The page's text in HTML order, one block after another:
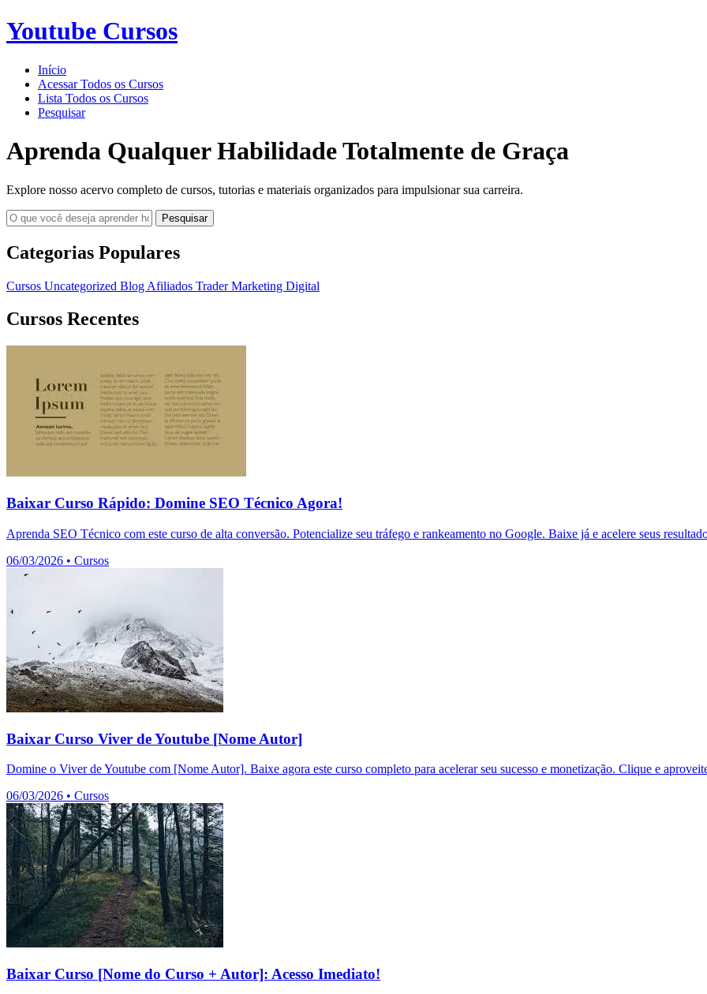
Youtube Cursos
Início
Acessar Todos os Cursos
Lista Todos os Cursos
Pesquisar
Aprenda Qualquer Habilidade Totalmente de Graça
Explore nosso acervo completo de cursos, tutorias e materiais organizados para impulsionar sua carreira.
Pesquisar
Categorias Populares
Cursos Uncategorized Blog Afiliados TraderMarketing Digital
Cursos Recentes
Baixar Curso Rápido: Domine SEO Técnico Agora!
Aprenda SEO Técnico com este curso de alta conversão. Potencialize seu tráfego e rankeamento no Google. Baixe já e acelere seus
06/03/2026 • Cursos
Baixar Curso Viver de Youtube [Nome Autor]
Domine o Viver de Youtube com [Nome Autor]. Baixe agora este curso completo para acelerar seu sucesso e monetização. Clique e
06/03/2026 • Cursos
Baixar Curso [Nome do Curso + Autor]: Acesso Imediato!